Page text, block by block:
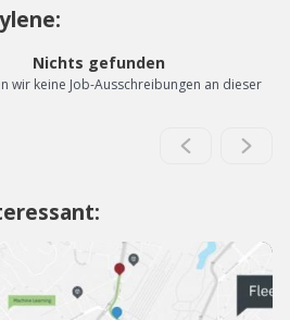
Nichts gefunden
wir keine Job-Ausschreibungen an dieser